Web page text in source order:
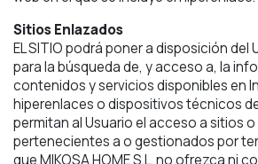
Sitios Enlazados
EL SITIO podrá poner a disposición del
para la búsqueda de, y acceso a, la
contenidos y servicios disponibles en
hiperenlaces o dispositivos técnicos
permitan al Usuario el acceso a sitios
pertenecientes a o gestionados por
que MIKOSA HOME S.L. no ofrezca ni